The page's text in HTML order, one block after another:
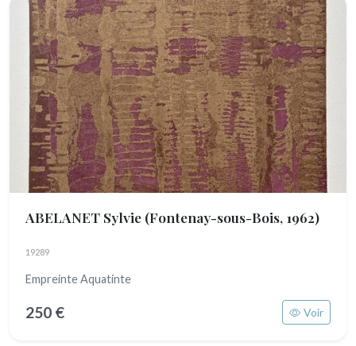
ABELANET Sylvie (Fontenay-sous-Bois, 1962)
19289
Empreinte Aquatinte
250 € Voir